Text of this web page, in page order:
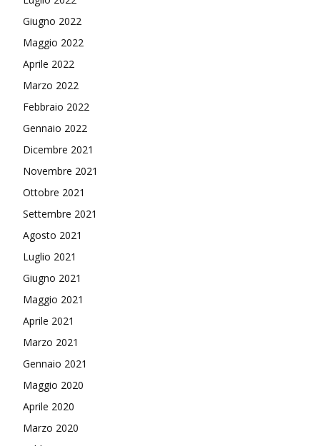
Giugno 2022
Maggio 2022
Aprile 2022
Marzo 2022
Febbraio 2022
Gennaio 2022
Dicembre 2021
Novembre 2021
Ottobre 2021
Settembre 2021
Agosto 2021
Luglio 2021
Giugno 2021
Maggio 2021
Aprile 2021
Marzo 2021
Gennaio 2021
Maggio 2020
Aprile 2020
Marzo 2020